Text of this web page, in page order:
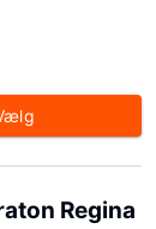
Regina